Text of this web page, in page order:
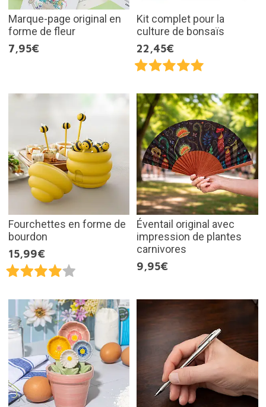
Marque-page original en
forme de fleur
7,95€
Kit complet pour la
culture de bonsaïs
22,45€
Fourchettes en forme de
bourdon
15,99€
Éventail original avec
impression de plantes
carnivores
9,95€